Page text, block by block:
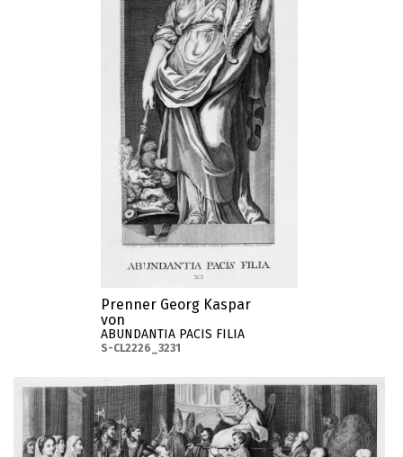
Prenner Georg Kaspar
von
ABUNDANTIA PACIS FILIA
S-CL2226_3231